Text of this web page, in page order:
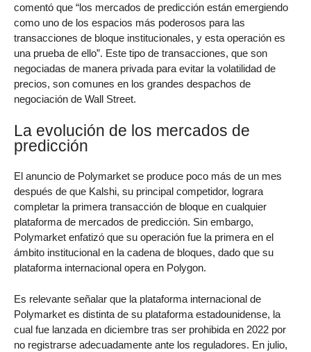
comentó que “los mercados de predicción están emergiendo
como uno de los espacios más poderosos para las
transacciones de bloque institucionales, y esta operación es
una prueba de ello”. Este tipo de transacciones, que son
negociadas de manera privada para evitar la volatilidad de
precios, son comunes en los grandes despachos de
negociación de Wall Street.
La evolución de los mercados de
predicción
El anuncio de Polymarket se produce poco más de un mes
después de que Kalshi, su principal competidor, lograra
completar la primera transacción de bloque en cualquier
plataforma de mercados de predicción. Sin embargo,
Polymarket enfatizó que su operación fue la primera en el
ámbito institucional en la cadena de bloques, dado que su
plataforma internacional opera en Polygon.
Es relevante señalar que la plataforma internacional de
Polymarket es distinta de su plataforma estadounidense, la
cual fue lanzada en diciembre tras ser prohibida en 2022 por
no registrarse adecuadamente ante los reguladores. En julio,